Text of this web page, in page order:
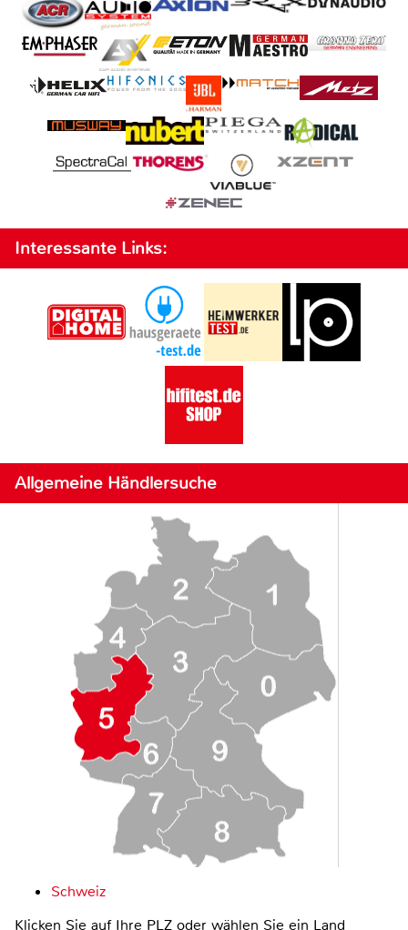
Interessante Links:
Allgemeine Händlersuche
Schweiz
Klicken Sie auf Ihre PLZ oder wählen Sie ein Land